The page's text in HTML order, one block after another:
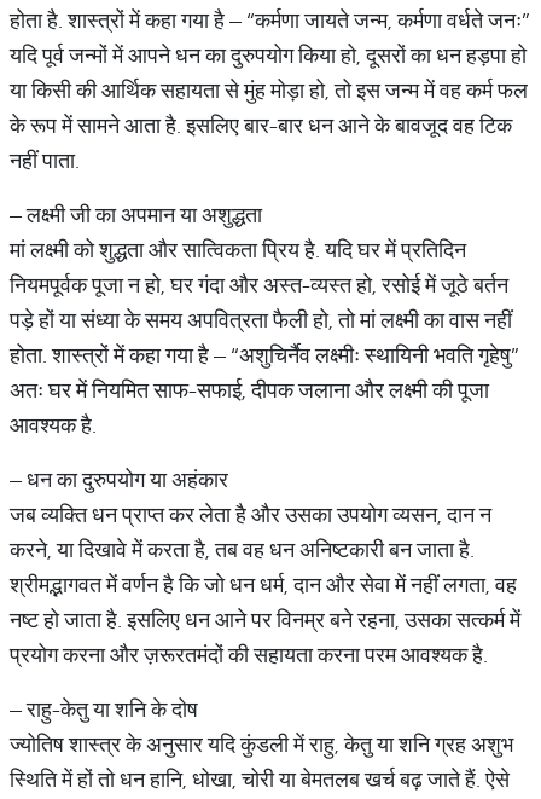
होता है. शास्त्रों में कहा गया है – “कर्मणा जायते जन्म, कर्मणा वर्धते जनः”
यदि पूर्व जन्मों में आपने धन का दुरुपयोग किया हो, दूसरों का धन हड़पा हो
या किसी की आर्थिक सहायता से मुंह मोड़ा हो, तो इस जन्म में वह कर्म फल
के रूप में सामने आता है. इसलिए बार-बार धन आने के बावजूद वह टिक
नहीं पाता.
– लक्ष्मी जी का अपमान या अशुद्धता
मां लक्ष्मी को शुद्धता और सात्विकता प्रिय है. यदि घर में प्रतिदिन
नियमपूर्वक पूजा न हो, घर गंदा और अस्त-व्यस्त हो, रसोई में जूठे बर्तन
पड़े हों या संध्या के समय अपवित्रता फैली हो, तो मां लक्ष्मी का वास नहीं
होता. शास्त्रों में कहा गया है – “अशुचिर्नैव लक्ष्मीः स्थायिनी भवति गृहेषु”
अतः घर में नियमित साफ-सफाई, दीपक जलाना और लक्ष्मी की पूजा
आवश्यक है.
– धन का दुरुपयोग या अहंकार
जब व्यक्ति धन प्राप्त कर लेता है और उसका उपयोग व्यसन, दान न
करने, या दिखावे में करता है, तब वह धन अनिष्टकारी बन जाता है.
श्रीमद्भागवत में वर्णन है कि जो धन धर्म, दान और सेवा में नहीं लगता, वह
नष्ट हो जाता है. इसलिए धन आने पर विनम्र बने रहना, उसका सत्कर्म में
प्रयोग करना और ज़रूरतमंदों की सहायता करना परम आवश्यक है.
– राहु-केतु या शनि के दोष
ज्योतिष शास्त्र के अनुसार यदि कुंडली में राहु, केतु या शनि ग्रह अशुभ
स्थिति में हों तो धन हानि, धोखा, चोरी या बेमतलब खर्च बढ़ जाते हैं. ऐसे